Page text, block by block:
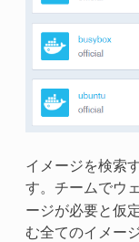
イメージを検索
す。チームでウ
ージが必要と仮
む全てのイメー